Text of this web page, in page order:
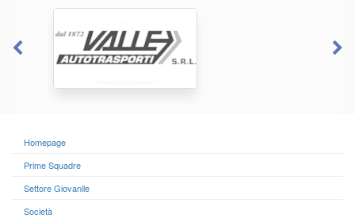
Homepage
Prime Squadre
Settore Giovanile
Società